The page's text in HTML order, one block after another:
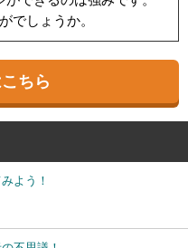
でしょうか。
ちら
よう！